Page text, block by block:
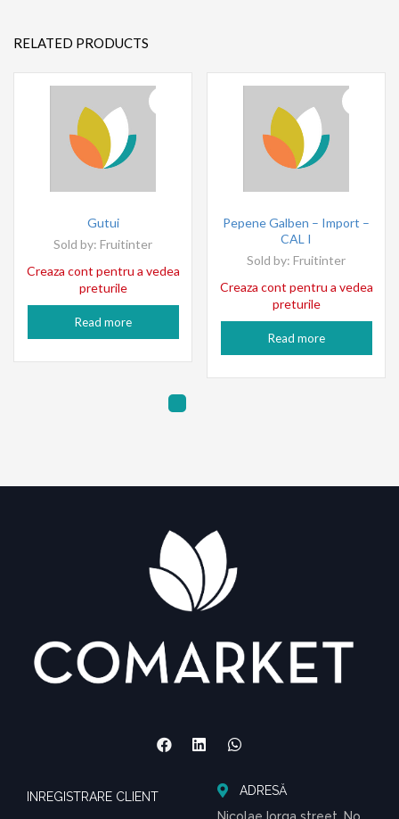
RELATED PRODUCTS
Gutui
Sold by: Fruitinter
Creaza cont pentru a vedea
preturile
Read more
Pepene Galben – Import –
CAL I
Sold by: Fruitinter
Creaza cont pentru a vedea
preturile
Read more
INREGISTRARE CLIENT
ADRESĂ